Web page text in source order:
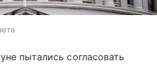
пытались согласовать